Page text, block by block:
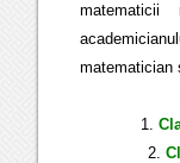
matematicii
matematician
1.
2.